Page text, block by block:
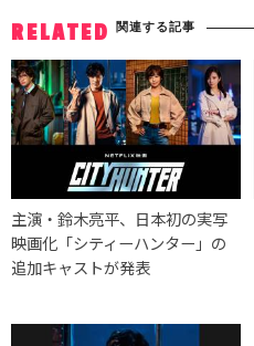
RELATED 関連する記事
主演・鈴木亮平、日本初の実写
映画化「シティーハンター」の
追加キャストが発表